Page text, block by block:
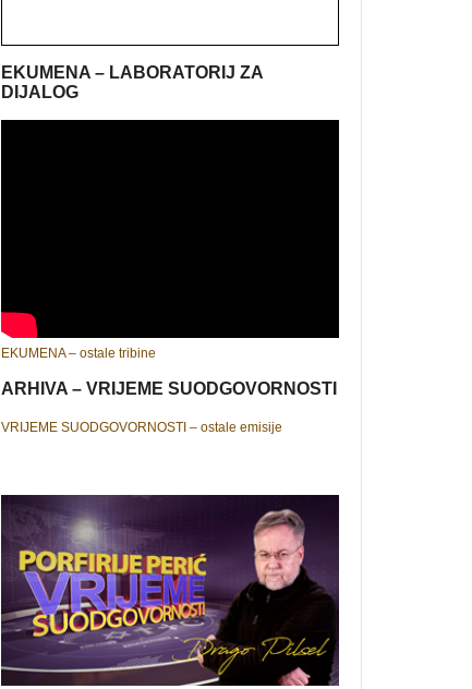
EKUMENA – LABORATORIJ ZA
DIJALOG
EKUMENA – ostale tribine
ARHIVA – VRIJEME SUODGOVORNOSTI
VRIJEME SUODGOVORNOSTI – ostale emisije